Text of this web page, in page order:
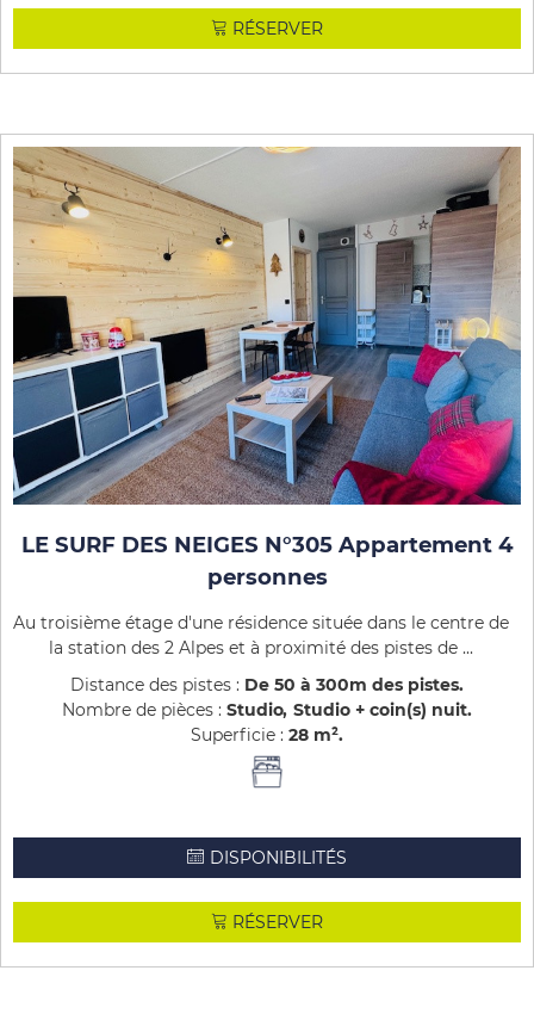
RÉSERVER
LE SURF DES NEIGES N°305 Appartement 4
personnes
Au troisième étage d'une résidence située dans le centre de
la station des 2 Alpes et à proximité des pistes de ...
Distance des pistes : De 50 à 300m des pistes
Nombre de pièces : Studio Studio + coin(s) nuit
Superficie : 28 m²
DISPONIBILITÉS
RÉSERVER